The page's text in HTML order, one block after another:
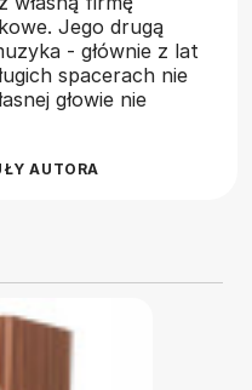
Jego drugą
- głównie z lat
spacerach nie
głowie nie
AUTORA